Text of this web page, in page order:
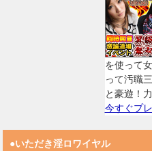
を使って
って汚職
と豪遊！
今すぐプ
●いただき淫ロワイヤル